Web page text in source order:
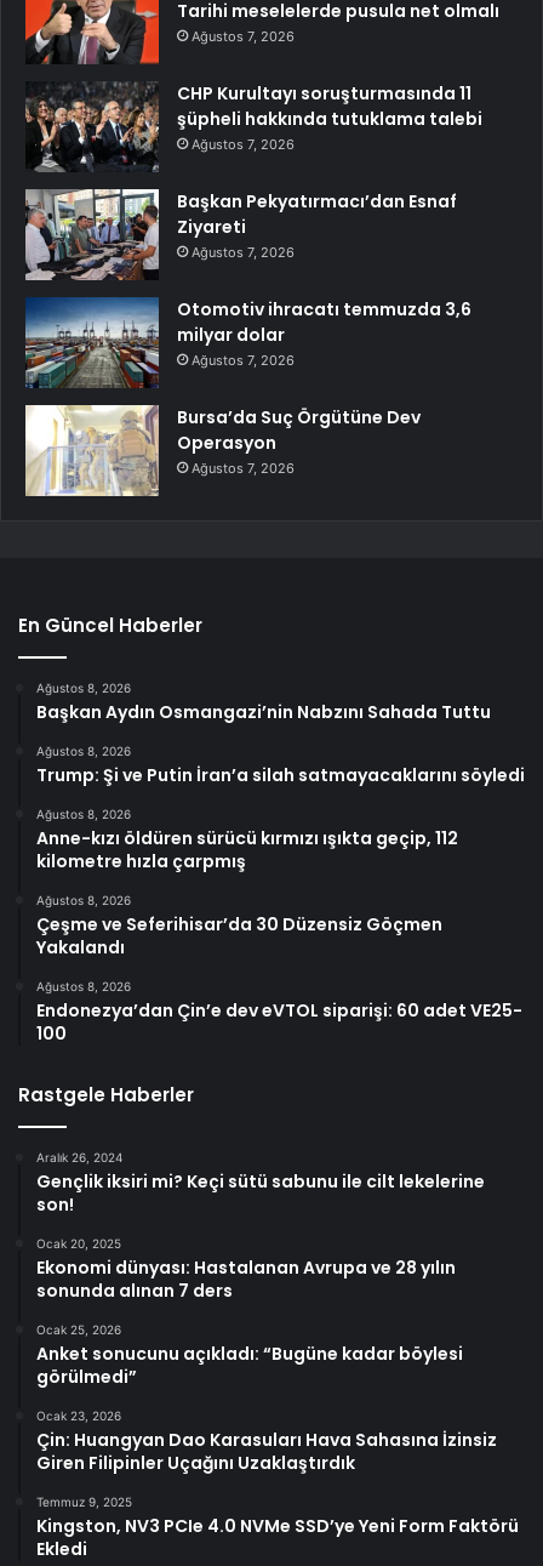
Tarihi meselelerde pusula net olmalı
Ağustos 7, 2026
CHP Kurultayı soruşturmasında 11
şüpheli hakkında tutuklama talebi
Ağustos 7, 2026
Başkan Pekyatırmacı’dan Esnaf
Ziyareti
Ağustos 7, 2026
Otomotiv ihracatı temmuzda 3,6
milyar dolar
Ağustos 7, 2026
Bursa’da Suç Örgütüne Dev
Operasyon
Ağustos 7, 2026
En Güncel Haberler
Ağustos 8, 2026
Başkan Aydın Osmangazi’nin Nabzını Sahada Tuttu
Ağustos 8, 2026
Trump: Şi ve Putin İran’a silah satmayacaklarını söyledi
Ağustos 8, 2026
Anne-kızı öldüren sürücü kırmızı ışıkta geçip, 112
kilometre hızla çarpmış
Ağustos 8, 2026
Çeşme ve Seferihisar’da 30 Düzensiz Göçmen
Yakalandı
Ağustos 8, 2026
Endonezya’dan Çin’e dev eVTOL siparişi: 60 adet VE25-
100
Rastgele Haberler
Aralık 26, 2024
Gençlik iksiri mi? Keçi sütü sabunu ile cilt lekelerine
son!
Ocak 20, 2025
Ekonomi dünyası: Hastalanan Avrupa ve 28 yılın
sonunda alınan 7 ders
Ocak 25, 2026
Anket sonucunu açıkladı: “Bugüne kadar böylesi
görülmedi”
Ocak 23, 2026
Çin: Huangyan Dao Karasuları Hava Sahasına İzinsiz
Giren Filipinler Uçağını Uzaklaştırdık
Temmuz 9, 2025
Kingston, NV3 PCIe 4.0 NVMe SSD’ye Yeni Form Faktörü
Ekledi